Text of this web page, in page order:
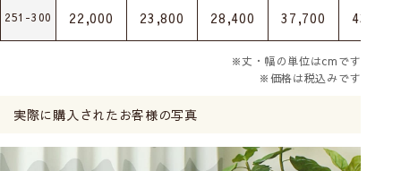
251-300 22,000 23,800 28,400 37,700 43,000
※丈・幅の単位はcmです
※価格は税込みです
実際に購入されたお客様の写真